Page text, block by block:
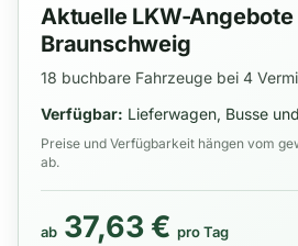
Aktuelle LKW-Angebote
Braunschweig
18 buchbare Fahrzeuge bei 4
Verfügbar: Lieferwagen, Busse
Preise und Verfügbarkeit hängen vom
ab.
ab 37,63 € pro Tag